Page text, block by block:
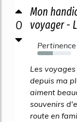
0
Mon
voyager -
Pertinence
46%
Les
depuis ma
aiment
souvenirs
route en